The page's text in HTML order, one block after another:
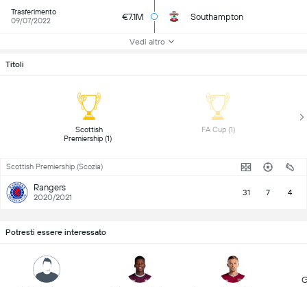
Trasferimento
09/07/2022
€7.1M Southampton
Vedi altro
Titoli
Scottish
FA Cup (1)
Scottish Premiership (Scozia)
Rangers
2020/2021 31 7 4
Potresti essere interessato